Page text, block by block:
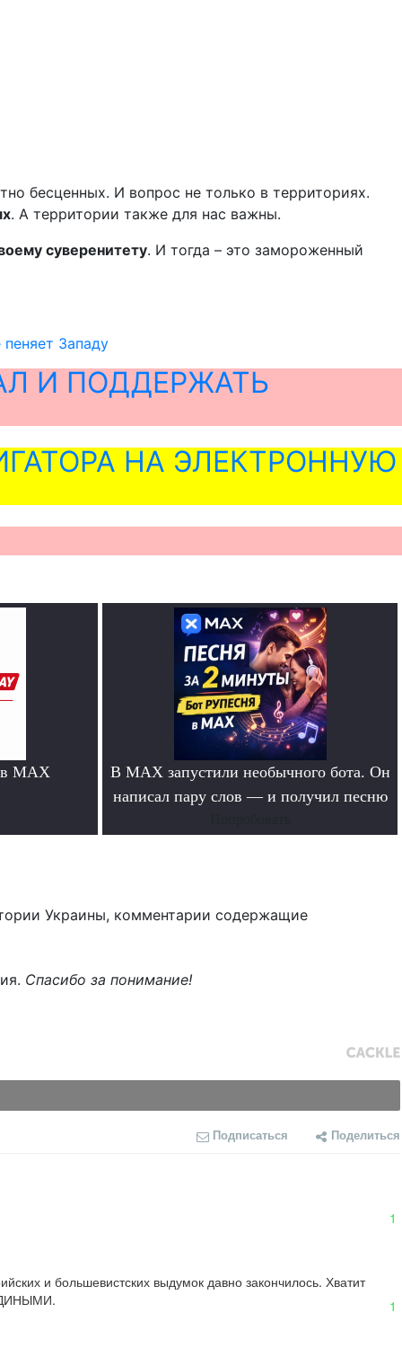
бесценных. И вопрос не только в территориях.
. А территории также для нас важны.
суверенитету. И тогда – это замороженный
Западу
И ПОДДЕРЖАТЬ
НА ЭЛЕКТРОННУЮ
MAX
В MAX запустили необычного бота. Он
написал пару слов — и получил песню
Украины, комментарии содержащие
Спасибо за понимание!
Подписаться Поделиться
1
и большевистских выдумок давно закончилось. Хватит
1